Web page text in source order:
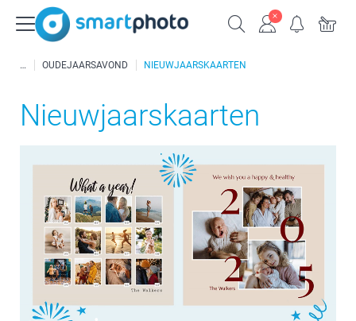
OUDEJAARSAVOND NIEUWJAARSKAARTEN
Nieuwjaarskaarten